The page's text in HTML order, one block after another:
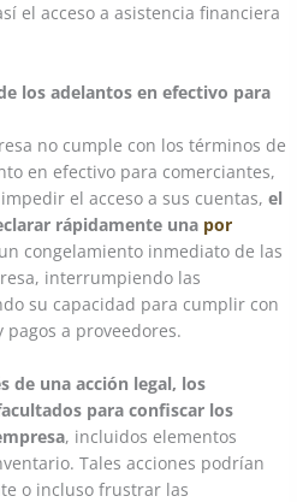
el acceso a asistencia financiera
los adelantos en efectivo para
no cumple con los términos de
en efectivo para comerciantes,
el acceso a sus cuentas,el
rápidamente una por
congelamiento inmediato de las
interrumpiendo las
su capacidad para cumplir con
a proveedores.
de una acción legal, los
para confiscar los
, incluidos elementos
Tales acciones podrían
o incluso frustrar las